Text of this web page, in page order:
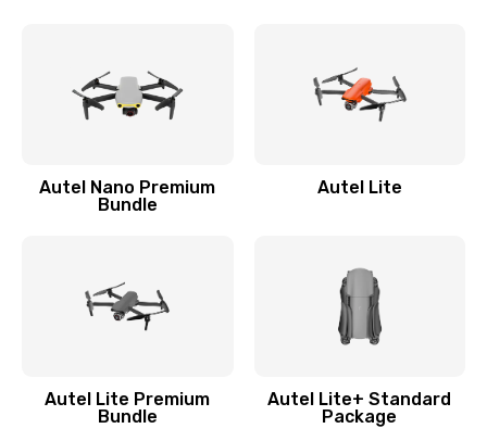
Autel Nano Premium
Bundle
Autel Lite
Autel Lite Premium
Bundle
Autel Lite+ Standard
Package